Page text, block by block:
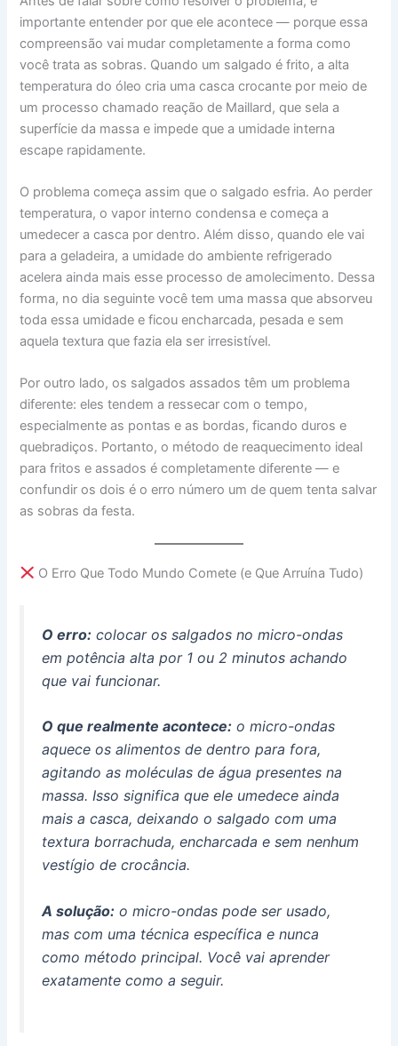
importante entender por que ele acontece — porque essa
compreensão vai mudar completamente a forma como
você trata as sobras. Quando um salgado é frito, a alta
temperatura do óleo cria uma casca crocante por meio de
um processo chamado reação de Maillard, que sela a
superfície da massa e impede que a umidade interna
escape rapidamente.
O problema começa assim que o salgado esfria. Ao perder
temperatura, o vapor interno condensa e começa a
umedecer a casca por dentro. Além disso, quando ele vai
para a geladeira, a umidade do ambiente refrigerado
acelera ainda mais esse processo de amolecimento. Dessa
forma, no dia seguinte você tem uma massa que absorveu
toda essa umidade e ficou encharcada, pesada e sem
aquela textura que fazia ela ser irresistível.
Por outro lado, os salgados assados têm um problema
diferente: eles tendem a ressecar com o tempo,
especialmente as pontas e as bordas, ficando duros e
quebradiços. Portanto, o método de reaquecimento ideal
para fritos e assados é completamente diferente — e
confundir os dois é o erro número um de quem tenta salvar
as sobras da festa.
O Erro Que Todo Mundo Comete (e Que Arruína Tudo)
O erro: colocar os salgados no micro-ondas
em potência alta por 1 ou 2 minutos achando
que vai funcionar.
O que realmente acontece: o micro-ondas
aquece os alimentos de dentro para fora,
agitando as moléculas de água presentes na
massa. Isso significa que ele umedece ainda
mais a casca, deixando o salgado com uma
textura borrachuda, encharcada e sem nenhum
vestígio de crocância.
A solução: o micro-ondas pode ser usado,
mas com uma técnica específica e nunca
como método principal. Você vai aprender
exatamente como a seguir.